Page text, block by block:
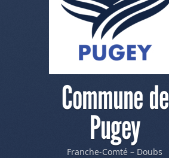
Commune de
Pugey
Franche-Comté – Doubs